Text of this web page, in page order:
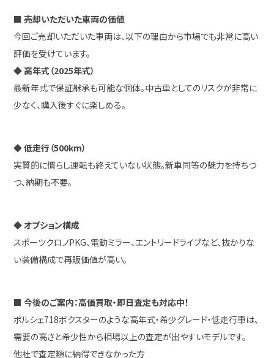
■ 売却いただいた車両の価値
今回ご売却いただいた車両は、以下の理由から市場でも非常に高い
評価を受けています。
◆ 高年式（2025年式）
最新年式で保証継承も可能な個体。中古車としてのリスクが非常に
少なく、購入後すぐに楽しめる。
◆ 低走行（500km）
実質的に慣らし運転も終えていない状態。新車同等の魅力を持ちつ
つ、納期も不要。
◆ オプション構成
スポーツクロノPKG、電動ミラー、エントリードライブなど、抜かりな
い装備構成で再販価値が高い。
■ 今後のご案内：高価買取・即日査定も対応中！
ポルシェ718ボクスターのような高年式・希少グレード・低走行車は、
需要の高さと希少性から相場以上の査定が出やすいモデルです。
他社で査定額に納得できなかった方